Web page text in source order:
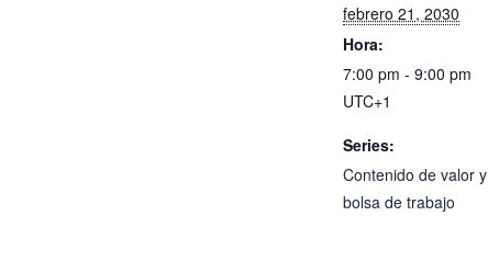
febrero 21, 2030
Hora:
7:00 pm - 9:00 pm
UTC+1
Series:
Contenido de valor y
bolsa de trabajo